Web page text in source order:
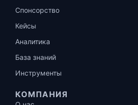
Спонсорство
Кейсы
Аналитика
База знаний
Инструменты
КОМПАНИЯ